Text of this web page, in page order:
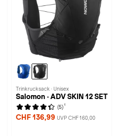
Trinkrucksack · Unisex
Salomon · ADV SKIN 12 SET
(5) 1
CHF 136,99 UVP CHF 160,00